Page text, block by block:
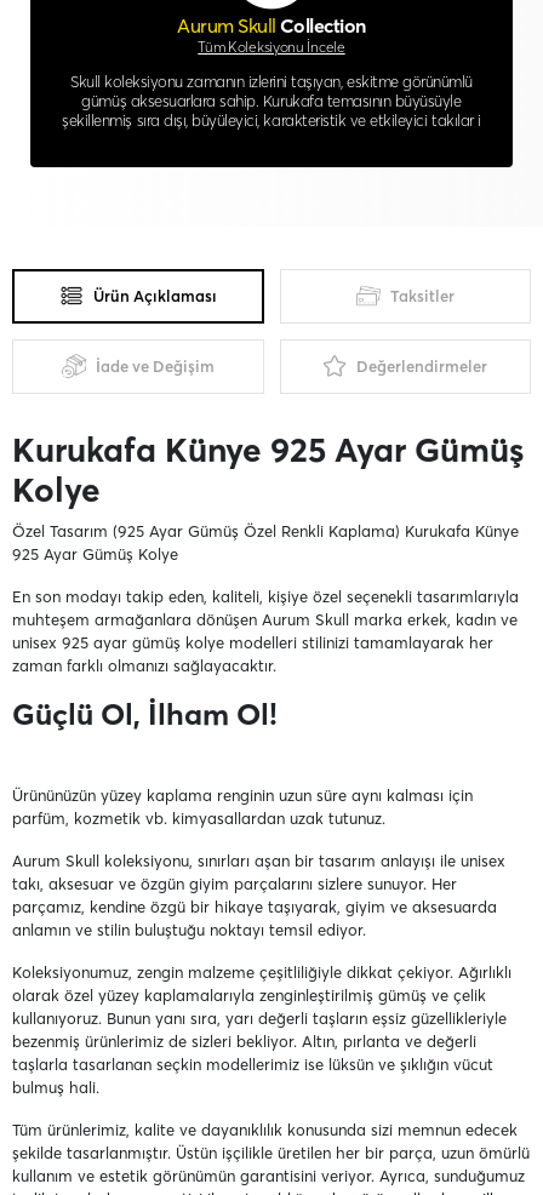
Aurum Skull Collection
Tüm Koleksiyonu İncele
Skull koleksiyonu zamanın izlerini taşıyan, eskitme görünümlü
gümüş aksesuarlara sahip. Kurukafa temasının büyüsüyle
şekillenmiş sıra dışı, büyüleyici, karakteristik ve etkileyici takılar i
Ürün Açıklaması Taksitler
İade ve Değişim Değerlendirmeler
Kurukafa Künye 925 Ayar Gümüş
Kolye
Özel Tasarım (925 Ayar Gümüş Özel Renkli Kaplama) Kurukafa Künye
925 Ayar Gümüş Kolye
En son modayı takip eden, kaliteli, kişiye özel seçenekli tasarımlarıyla
muhteşem armağanlara dönüşen Aurum Skull marka erkek, kadın ve
unisex 925 ayar gümüş kolye modelleri stilinizi tamamlayarak her
zaman farklı olmanızı sağlayacaktır.
Güçlü Ol, İlham Ol!
Ürününüzün yüzey kaplama renginin uzun süre aynı kalması için
parfüm, kozmetik vb. kimyasallardan uzak tutunuz.
Aurum Skull koleksiyonu, sınırları aşan bir tasarım anlayışı ile unisex
takı, aksesuar ve özgün giyim parçalarını sizlere sunuyor. Her
parçamız, kendine özgü bir hikaye taşıyarak, giyim ve aksesuarda
anlamın ve stilin buluştuğu noktayı temsil ediyor.
Koleksiyonumuz, zengin malzeme çeşitliliğiyle dikkat çekiyor. Ağırlıklı
olarak özel yüzey kaplamalarıyla zenginleştirilmiş gümüş ve çelik
kullanıyoruz. Bunun yanı sıra, yarı değerli taşların eşsiz güzellikleriyle
bezenmiş ürünlerimiz de sizleri bekliyor. Altın, pırlanta ve değerli
taşlarla tasarlanan seçkin modellerimiz ise lüksün ve şıklığın vücut
bulmuş hali.
Tüm ürünlerimiz, kalite ve dayanıklılık konusunda sizi memnun edecek
şekilde tasarlanmıştır. Üstün işçilikle üretilen her bir parça, uzun ömürlü
kullanım ve estetik görünümün garantisini veriyor. Ayrıca, sunduğumuz